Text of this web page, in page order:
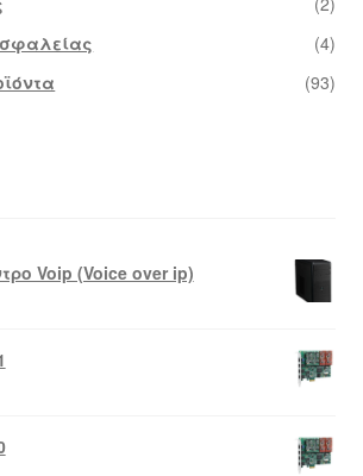
(4)
(93)
Voip (Voice over ip)